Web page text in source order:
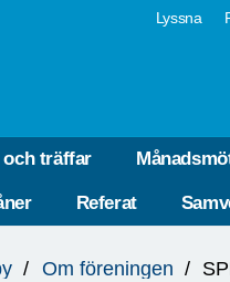
Lyssna
träffar
Referat
Om föreningen